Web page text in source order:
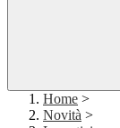
Home >
Novità >